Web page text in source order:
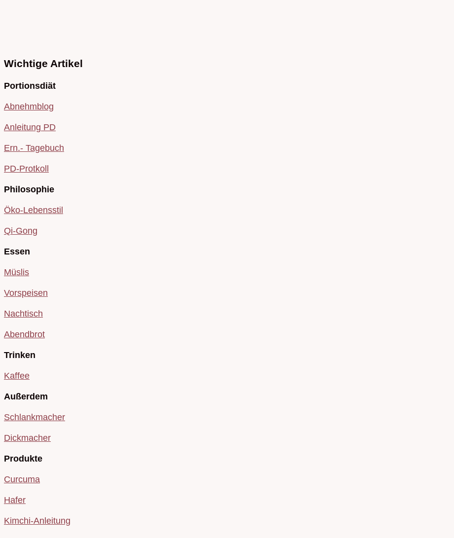
Wichtige Artikel
Portionsdiät
Abnehmblog
Anleitung PD
Ern.- Tagebuch
PD-Protkoll
Philosophie
Öko-Lebensstil
Qi-Gong
Essen
Müslis
Vorspeisen
Nachtisch
Abendbrot
Trinken
Kaffee
Außerdem
Schlankmacher
Dickmacher
Produkte
Curcuma
Hafer
Kimchi-Anleitung